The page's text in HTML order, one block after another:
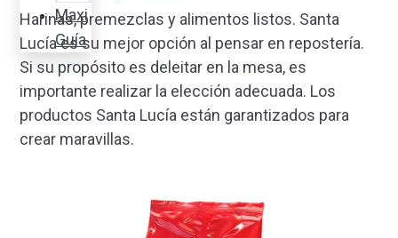
Maxi
Guía
Harinas, premezclas y alimentos listos. Santa
Lucía es su mejor opción al pensar en repostería.
Si su propósito es deleitar en la mesa, es
importante realizar la elección adecuada. Los
productos Santa Lucía están garantizados para
crear maravillas.